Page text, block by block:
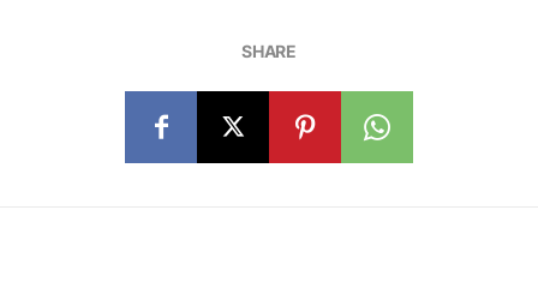
SHARE